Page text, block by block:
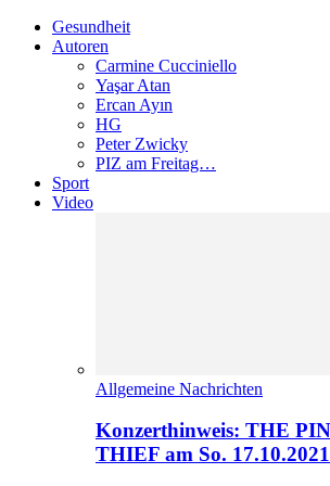
Gesundheit
Autoren
Carmine Cucciniello
Yaşar Atan
Ercan Ayın
HG
Peter Zwicky
PIZ am Freitag…
Sport
Video
Allgemeine Nachrichten
Konzerthinweis: THE
THIEF am So.